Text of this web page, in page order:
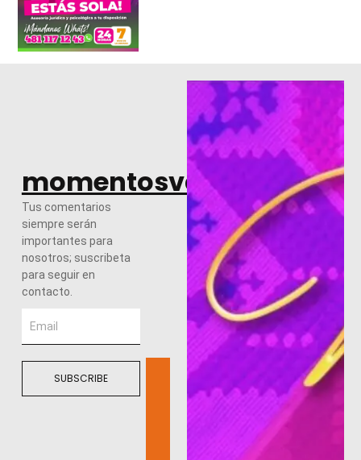
momentosvalles.com
Tus comentarios
siempre serán
importantes para
nosotros; suscribeta
para seguir en
contacto.
SUBSCRIBE